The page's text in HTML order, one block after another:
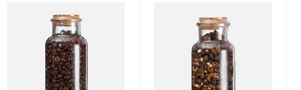
Купить в 1 клик
В избранное Под заказ
Купить в 1 клик
В избранное Под заказ